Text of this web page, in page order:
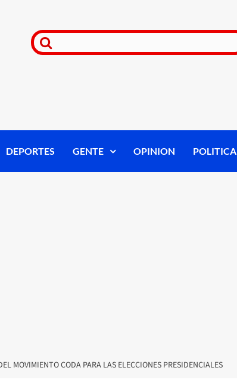
DEPORTES GENTE OPINION POLITICA
MOVIMIENTO CODA PARA LAS ELECCIONES PRESIDENCIALES